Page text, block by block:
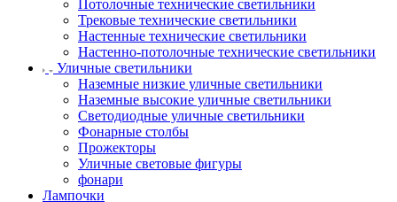
Потолочные технические светильники
Трековые технические светильники
Настенные технические светильники
Настенно-потолочные технические светильники
Уличные светильники
Наземные низкие уличные светильники
Наземные высокие уличные светильники
Светодиодные уличные светильники
Фонарные столбы
Прожекторы
Уличные световые фигуры
фонари
Лампочки